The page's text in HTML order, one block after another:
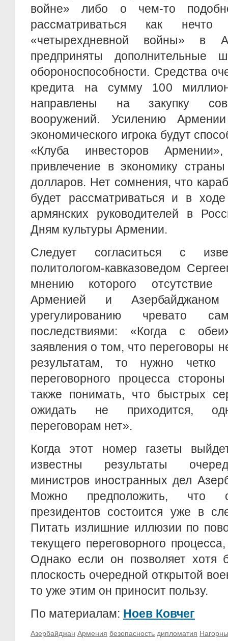
войне» либо о чем-то
рассматриваться как нечто
«четырехдневной войны» в
предприняты дополнительные
обороноспособности. Средства
кредита на сумму 100
направлены на закупку
вооружений. Усилению
экономического игрока будут
«Клуба инвесторов
привлечение в экономику
долларов. Нет сомнения, что
будет рассматриваться и в
армянских руководителей в
Дням культуры Армении.
Следует согласиться с
политологом-кавказоведом
мнению которого отсутствие
Арменией и Азербайджаном
урегулированию чревато
последствиями: «Когда с
заявления о том, что переговоры
результатам, то нужно
переговорного процесса
также понимать, что быстрых
ожидать не приходится,
переговорам нет».
Когда этот номер газеты
известны результаты
министров иностранных дел
Можно предположить, что
президентов состоится уже в
Питать излишние иллюзии по
текущего переговорного
Однако если он позволяет хотя
плоскость очередной открытой
то уже этим он приносит пользу.
По материалам: Ноев Ковчег
Азербайджан Армения безопасность дипломатия